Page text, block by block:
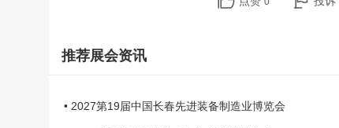
推荐展会资讯
• 2027第19届中国长春先进装备制造业博览会